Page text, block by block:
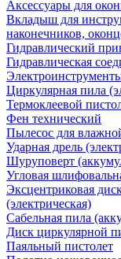
Аксессуары для
Вкладыш для
наконечников,
Гидравлический
Гидравлическая
Циркулярная пила
Термоклеевой
Фен технический
Пылесос для
Ударная дрель
Шуруповерт
Угловая
Эксцентриковая
(электрическая)
Сабельная пила
Диск циркулярной
Паяльный пистолет